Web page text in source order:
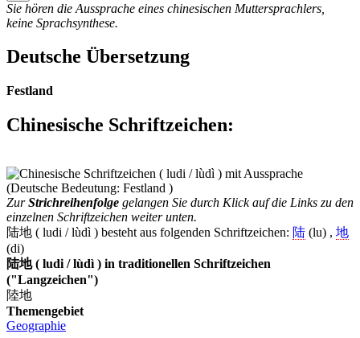
Sie hören die Aussprache eines chinesischen Muttersprachlers,
keine Sprachsynthese.
Deutsche Übersetzung
Festland
Chinesische Schriftzeichen:
ZurStrichreihenfolge gelangen Sie durch Klick auf die Links zu den
einzelnen Schriftzeichen weiter unten.
陆地 ( ludi / lùdì ) besteht aus folgenden Schriftzeichen: 陆 (lu) , 地
(di)
陆地 ( ludi / lùdì ) in traditionellen Schriftzeichen
("Langzeichen")
陸地
Themengebiet
Geographie